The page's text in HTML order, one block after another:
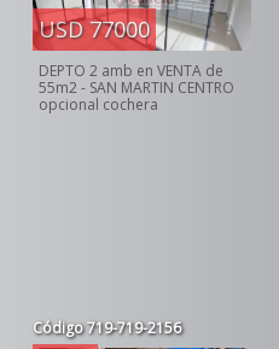
USD 77000
DEPTO 2 amb en VENTA de
55m2 - SAN MARTIN CENTRO
opcional cochera
Código719-719-2156